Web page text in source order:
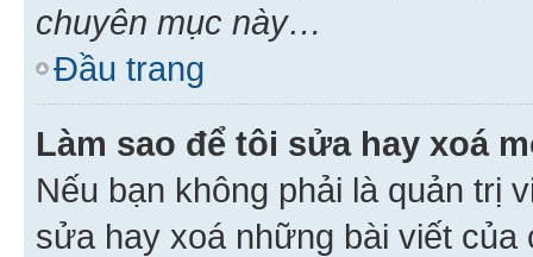
chuyên mục này…
Đầu trang
Làm sao để tôi sửa hay xoá
Nếu bạn không phải là quản trị
sửa hay xoá những bài viết